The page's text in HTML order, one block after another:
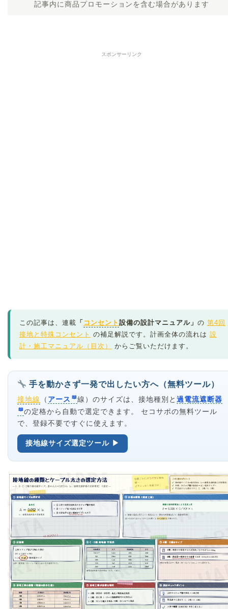
記事内に商品プロモーションを含む場合があります
スポンサーリンク
この記事は、連載 「 コンセント 設備の設計マニュアル」 の 第4回
接地と特殊コンセント の補足解説です。計画全体の流れは 設
計・施工マニュアル（目次）
からご覧いただけます。
手を動かさず一発で出したい方へ（無料ツール）
接地線 （ アース 線）のサイズは、接地種別と 過電流遮断器
の定格から自動で選定できます。 セコサポの無料ツール
で、登録不要ですぐに使えます。
接地線サイズ選定ツール ▶